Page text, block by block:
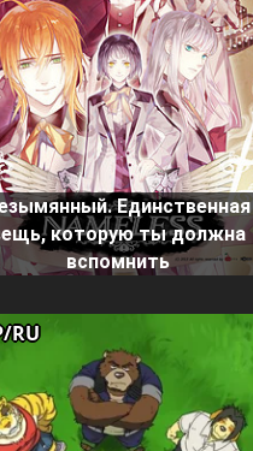
Единственная
которую ты должна
вспомнить
RU